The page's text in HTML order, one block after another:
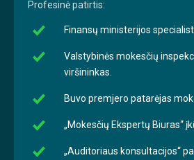
Profesinė patirtis:
Finansų ministerijos
Valstybinės mokesčių
viršininkas.
Buvo premjero patarėjas
„Mokesčių Ekspertų Biuras“
„Auditoriaus konsultacijos“